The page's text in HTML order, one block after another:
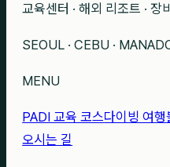
교육센터 · 해외 리조트 · 장
SEOUL · CEBU ·
MENU
PADI 교육 코스다이빙 여행
오시는 길